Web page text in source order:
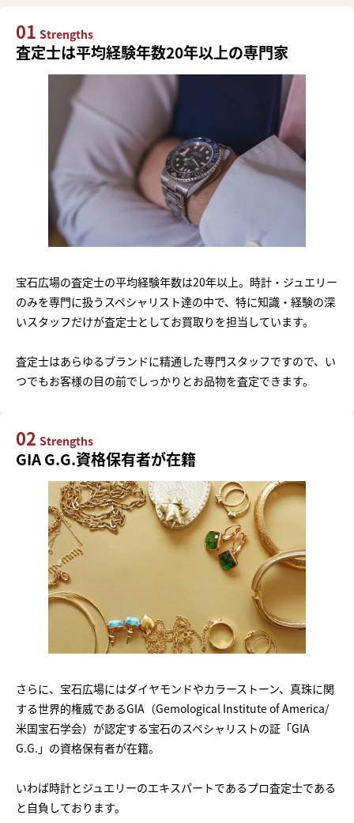
01 Strengths
査定士は平均経験年数20年以上の専門家
宝石広場の査定士の平均経験年数は20年以上。時計・ジュエリー
のみを専門に扱うスペシャリスト達の中で、特に知識・経験の深
いスタッフだけが査定士としてお買取りを担当しています。
査定士はあらゆるブランドに精通した専門スタッフですので、い
つでもお客様の目の前でしっかりとお品物を査定できます。
02 Strengths
GIA G.G.資格保有者が在籍
さらに、宝石広場にはダイヤモンドやカラーストーン、真珠に関
する世界的権威であるGIA（Gemological Institute of America/
米国宝石学会）が認定する宝石のスペシャリストの証「GIA
G.G.」の資格保有者が在籍。
いわば時計とジュエリーのエキスパートであるプロ査定士である
と自負しております。